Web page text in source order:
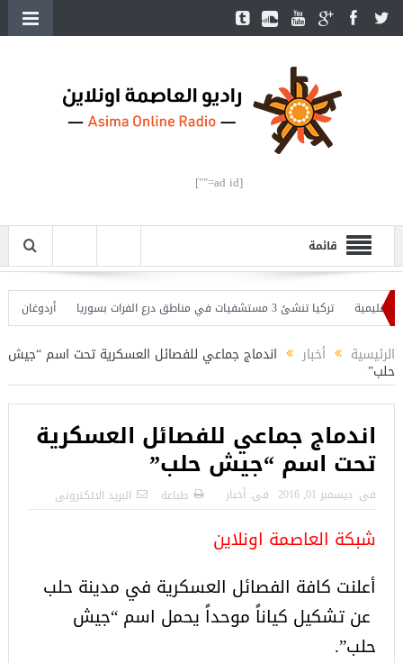
[ad id=""]
قائمة
تركيا تنشئ 3 مستشفيات في مناطق درع الفرات بسوريا
أردوغان يفتتح
الرئيسية أخبار اندماج جماعي للفصائل العسكرية تحت اسم “جيش
حلب”
اندماج جماعي للفصائل العسكرية
تحت اسم “جيش حلب”
فى: ديسمبر 01, 2016 فى: أخبار طباعة البريد الالكترونى
شبكة العاصمة اونلاين
أعلنت كافة الفصائل العسكرية في مدينة حلب
عن تشكيل كياناً موحداً يحمل اسم “جيش
حلب”.